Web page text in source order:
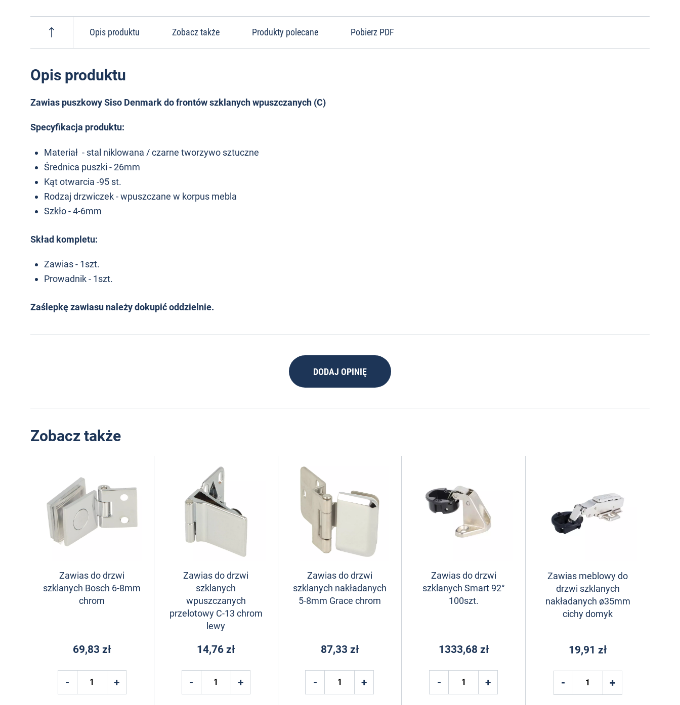
Opis produktu Zobacz także Produkty polecane Pobierz PDF
Opis produktu
Zawias puszkowy Siso Denmark do frontów szklanych wpuszczanych (C)
Specyfikacja produktu:
Materiał - stal niklowana / czarne tworzywo sztuczne
Średnica puszki - 26mm
Kąt otwarcia -95 st.
Rodzaj drzwiczek - wpuszczane w korpus mebla
Szkło - 4-6mm
Skład kompletu:
Zawias - 1szt.
Prowadnik - 1szt.
Zaślepkę zawiasu należy dokupić oddzielnie.
DODAJ OPINIĘ
Zobacz także
Zawias do drzwi
szklanych Bosch 6-8mm
chrom
69,83 zł
Zawias do drzwi
szklanych
wpuszczanych
przelotowy C-13 chrom
lewy
14,76 zł
Zawias do drzwi
szklanych nakładanych
5-8mm Grace chrom
87,33 zł
Zawias do drzwi
szklanych Smart 92°
100szt.
1333,68 zł
Zawias meblowy do
drzwi szklanych
nakładanych ø35mm
cichy domyk
19,91 zł